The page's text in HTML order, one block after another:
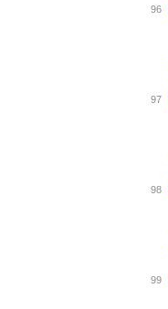
96
97
98
99